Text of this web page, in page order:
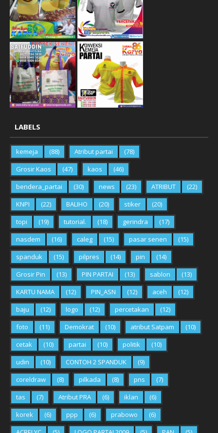
LABELS
kemeja (88) Atribut partai
(78)
Grosir Kaos
(47) kaos
(46)
bendera_partai
(30) news (23) ATRIBUT
(22)
KNPI
(22) BALIHO (20) stiker
(20)
topi
(19) tutorial. (18) gerindra
(17)
nasdem
(16) caleg (15) pasar senen
(15)
spanduk
(15) pilpres (14) pin
(14)
Grosir Pin
(13) PIN PARTAI (13) sablon
(13)
KARTU NAMA
(12) PIN_ASN (12) aceh
(12)
baju
(12) logo (12) percetakan
(12)
foto
(11) Demokrat (10) atribut Satpam
(10)
cetak
(10) partai (10) politik
(10)
udin
(10) CONTOH 2 SPANDUK
(9)
coreldraw
(8) pilkada (8) pns
(7)
tas
(7) Atribut PRA (6) iklan
(6)
korek
(6) ppp (6) prabowo
(6)